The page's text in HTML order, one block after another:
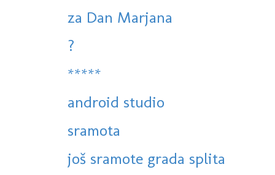
za Dan Marjana
?
*****
android studio
sramota
još sramote grada splita